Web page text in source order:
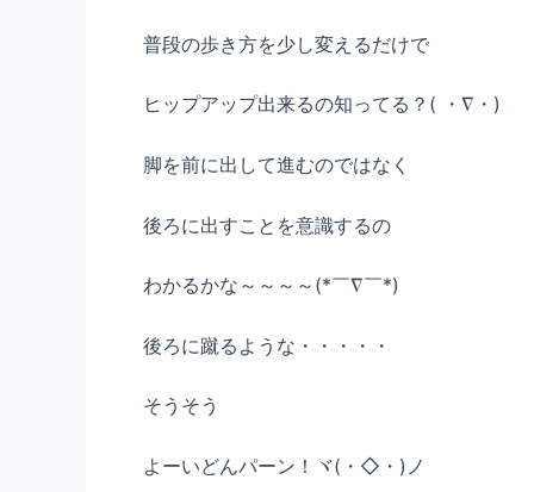
普段の歩き方を少し変えるだけで
ヒップアップ出来るの知ってる？( ・∇・)
脚を前に出して進むのではなく
後ろに出すことを意識するの
わかるかな～～～～(*￣∇￣*)
後ろに蹴るような・・・・・
そうそう
よーいどんパーン！ヾ(・◇・)ノ